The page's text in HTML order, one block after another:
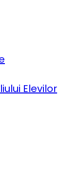
Elevilor